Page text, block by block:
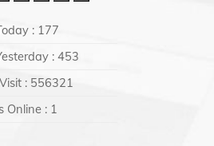
: 177
: 453
: 556321
Online : 1